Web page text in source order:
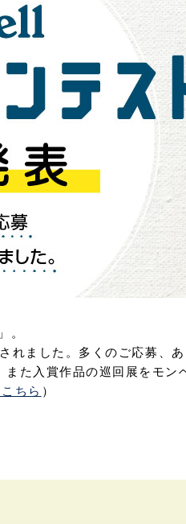
ました。多くのご応募、
た入賞作品の巡回展をモン
ちら ）